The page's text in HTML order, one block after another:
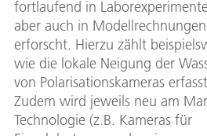
fortlaufend in
aber auch in
erforscht. Hierzu zählt
wie die lokale Neigung der
von Polarisationskameras
Zudem wird jeweils neu am
Technologie (z.B. Kameras für